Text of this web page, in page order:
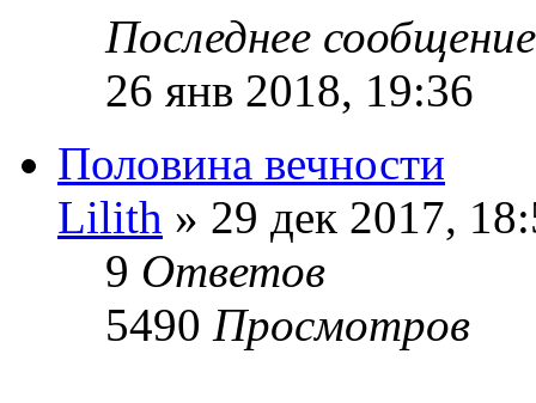
Последнее
26 янв 2018, 19:36
Половина вечности
Lilith » 29 дек 2017,
9 Ответов
5490 Просмотров